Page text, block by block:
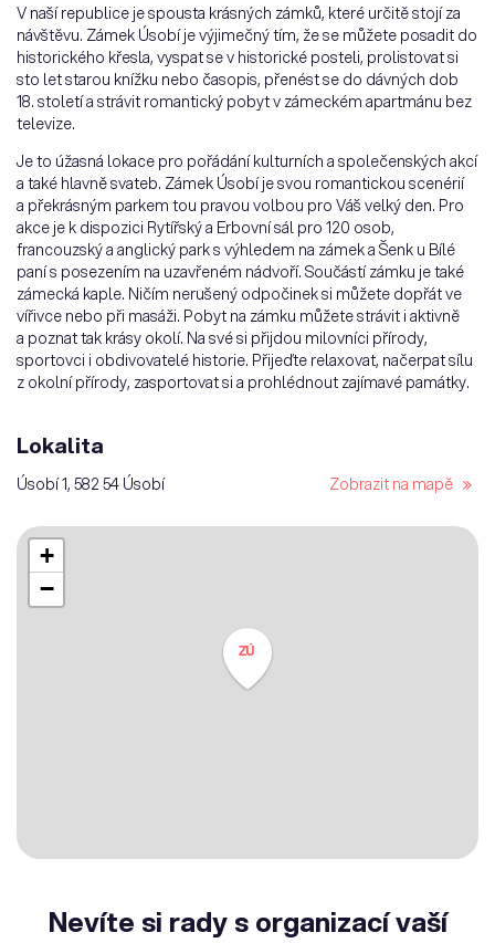
V naší republice je spousta krásných zámků, které určitě stojí za
návštěvu. Zámek Úsobí je výjimečný tím, že se můžete posadit do
historického křesla, vyspat se v historické posteli, prolistovat si
sto let starou knížku nebo časopis, přenést se do dávných dob
18. století a strávit romantický pobyt v zámeckém apartmánu bez
televize.
Je to úžasná lokace pro pořádání kulturních a společenských akcí
a také hlavně svateb. Zámek Úsobí je svou romantickou scenérií
a překrásným parkem tou pravou volbou pro Váš velký den. Pro
akce je k dispozici Rytířský a Erbovní sál pro 120 osob,
francouzský a anglický park s výhledem na zámek a Šenk u Bílé
paní s posezením na uzavřeném nádvoří. Součástí zámku je také
zámecká kaple. Ničím nerušený odpočinek si můžete dopřát ve
vířivce nebo při masáži. Pobyt na zámku můžete strávit i aktivně
a poznat tak krásy okolí. Na své si přijdou milovníci přírody,
sportovci i obdivovatelé historie. Přijeďte relaxovat, načerpat sílu
z okolní přírody, zasportovat si a prohlédnout zajímavé památky.
Lokalita
Úsobí 1, 582 54 Úsobí Zobrazit na mapě
ZÚ
+
−
Nevíte si rady s organizací vaší